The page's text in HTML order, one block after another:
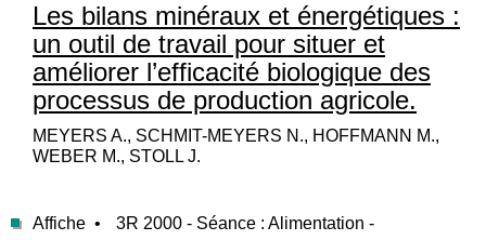
Les bilans minéraux et énergétiques :
un outil de travail pour situer et
améliorer l’efficacité biologique des
processus de production agricole.
MEYERS A., SCHMIT-MEYERS N., HOFFMANN M.,
WEBER M., STOLL J.
Affiche •
3R 2000 - Séance : Alimentation -